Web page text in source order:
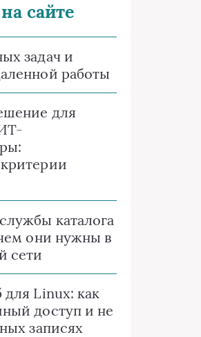
сайте
задач и
работы
для
каталога
они нужны в
сети
для Linux: как
доступ и не
записях